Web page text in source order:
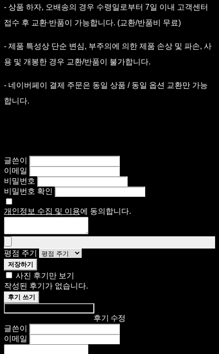
- 상품 하자, 오배송의 경우 수령일로부터 7일 이내 고객센터
접수 후 교환∙반품이 가능합니다. (교환/반품비 무료)
- 제품 특성상 단순 변심, 부주의에 의한 제품 손상 및 파손, 사
용 및 개봉한 경우 교환/반품이 불가합니다.
- 네이버페이 결제 주문은 동일 상품 / 동일 옵션 교환만 가능
합니다.
글쓴이
이메일
비밀번호
비밀번호 확인
개인정보 수집 및 이용에 동의합니다.
평점 주기
저장하기
사진 후기만 보기
작성된 후기가 없습니다.
후기 쓰기
후기 수정
글쓴이
이메일